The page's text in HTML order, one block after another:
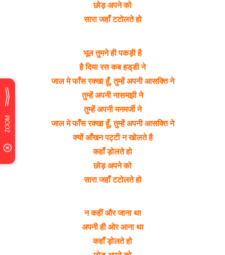
छोड़ अपने को
सारा जहाँ टटोलते हो
भूल तुमने ही पकड़ी है
है दिया रस कब हड्‌डी ने
जाल मे फाँस रक्खा हूँ, तुम्हें अपनी आसक्ति ने
तुम्हें अपनी नासमझी ने
तुम्हें अपनी मनमर्जी ने
जाल मे फाँस रक्खा हूँ, तुम्हें अपनी आसक्ति ने
क्यों आँखन पट्टी न खोलते है
कहाँ ड़ोलते हो
छोड़ अपने को
सारा जहाँ टटोलते हो
न कहीं और जाना था
अपनी ही ओर आना था
कहाँ ड़ोलते हो